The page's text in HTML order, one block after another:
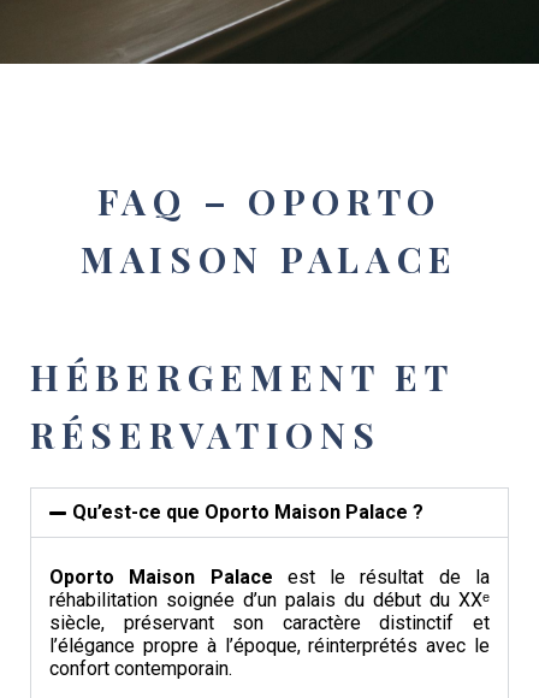
FAQ – OPORTO
MAISON PALACE
HÉBERGEMENT ET
RÉSERVATIONS
Qu’est-ce que Oporto Maison Palace ?
Oporto Maison Palace est le résultat de la
réhabilitation soignée d’un palais du début du XXᵉ
siècle, préservant son caractère distinctif et
l’élégance propre à l’époque, réinterprétés avec le
confort contemporain.